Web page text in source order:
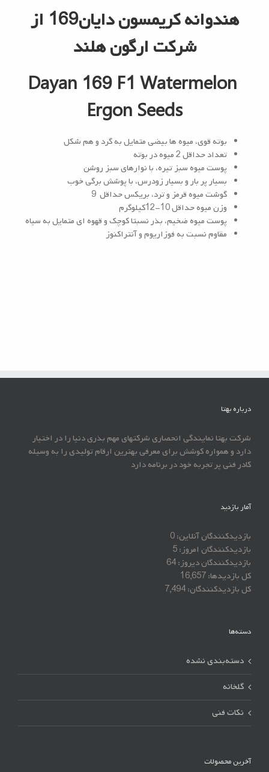
هندوانه کریمسون دایان169 از
شرکت ارگون هلند
Dayan 169 F1 Watermelon
Ergon Seeds
بوته قوی، میوه ها بیضی متمایل به گرد و هم شکل
تعداد حداقل 2 میوه در بوته
پوست میوه سبز تیره، با نوارهای سبز روشن
بسیار پر بار و بسیار زودرس، با پوشش برگی خوب
گوشت میوه قرمز و ترد، بریکس حداقل 9
وزن میوه حداقل 10-12کیلوگرم
پوست میوه ضخیم، بذر نسبتا کوچک و قهوه ای متمایل به سیاه
مقاوم نسبت به فوزاریوم و آنتراکنوز
درباره بهتا
شرکت بهتا نمایندگی انحصاری شرکتهای مهم بذری دنیا را در اختیار
دارد و همواره کوشش برای معرفی بهترین ارقام تولیدی را به وسیله
کادر فنی پر تجربه خود در برنامه دارد
آمار بازدید
بازدیدکنندگان آنلاین:0
بازدیدکنندگان امروز:5
بازدیدکنندگان دیروز:64
کل بازدیدها:16,657
کل بازدیدکنند‌گان:7,494
دسته‌ها
دسته‌بندی نشده
گلخانه
نکات فنی
آخرین محصولات